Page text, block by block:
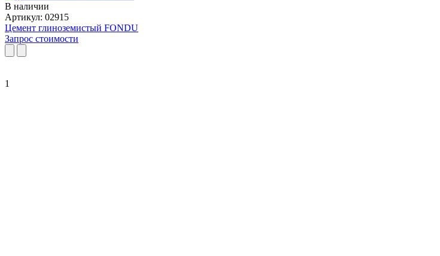
В наличии
Артикул: 02915
Цемент глиноземистый FONDU
Запрос стоимости
1